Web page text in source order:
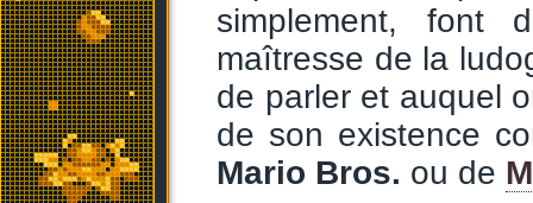
simplement, font
maîtresse de la
de parler et auquel
de son existence
Mario Bros. ou de